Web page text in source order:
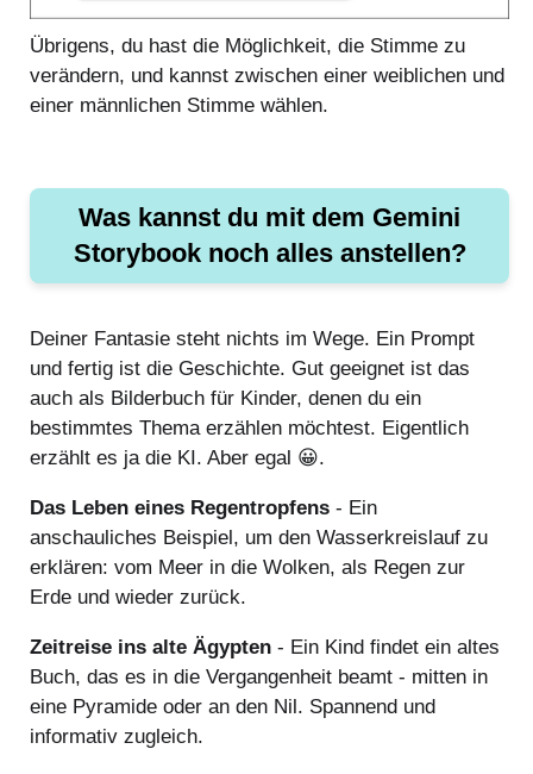
Übrigens, du hast die Möglichkeit, die Stimme zu
verändern, und kannst zwischen einer weiblichen und
einer männlichen Stimme wählen.
Was kannst du mit dem Gemini
Storybook noch alles anstellen?
Deiner Fantasie steht nichts im Wege. Ein Prompt
und fertig ist die Geschichte. Gut geeignet ist das
auch als Bilderbuch für Kinder, denen du ein
bestimmtes Thema erzählen möchtest. Eigentlich
erzählt es ja die KI. Aber egal 😀.
Das Leben eines Regentropfens - Ein
anschauliches Beispiel, um den Wasserkreislauf zu
erklären: vom Meer in die Wolken, als Regen zur
Erde und wieder zurück.
Zeitreise ins alte Ägypten - Ein Kind findet ein altes
Buch, das es in die Vergangenheit beamt - mitten in
eine Pyramide oder an den Nil. Spannend und
informativ zugleich.